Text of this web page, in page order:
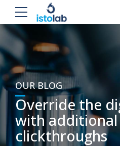
OUR BLOG
Override the
with additional
clickthroughs